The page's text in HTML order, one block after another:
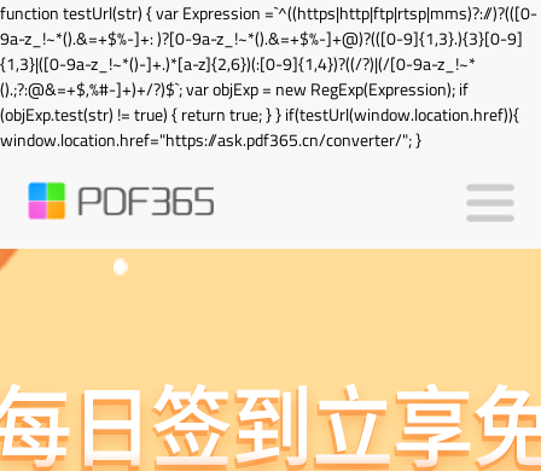
function testUrl(str) { var Expression =`^((https|http|ftp|rtsp|mms)?://)?(([0-
9a-z_!~*().&=+$%-]+: )?[0-9a-z_!~*().&=+$%-]+@)?(([0-9]{1,3}.){3}[0-9]
{1,3}|([0-9a-z_!~*()-]+.)*[a-z]{2,6})(:[0-9]{1,4})?((/?)|(/[0-9a-z_!~*
().;?:@&=+$,%#-]+)+/?)$`; var objExp = new RegExp(Expression); if
(objExp.test(str) != true) { return true; } } if(testUrl(window.location.href)){
window.location.href="https://ask.pdf365.cn/converter/"; }